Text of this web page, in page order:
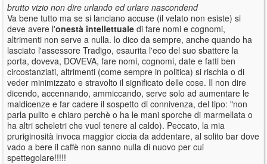
brutto vizio non dire urlando ed urlare nascondend
Va bene tutto ma se si lanciano accuse (il velato non esiste) si
deve avere l'onestà intellettuale di fare nomi e cognomi,
altrimenti non serve a nulla. lo dico da sempre, anche quando ha
lasciato l'assessore Tradigo, esaurita l'eco del suo sbattere la
porta, doveva, DOVEVA, fare nomi, cognomi, date e fatti ben
circostanziati, altrimenti (come sempre in politica) si rischia o di
veder minimizzato e stravolto il significato delle cose. Il non dire
dicendo, accennando, ammiccando, serve solo ad aumentare le
maldicenze e far cadere il sospetto di connivenza, del tipo: "non
parla pulito e chiaro perchè o ha le mani sporche di marmellata o
ha altri scheletri che vuol tenere al caldo). Peccato, la mia
pruriginosità invoca maggior ciccia da addentare, al solito bar dove
vado a bere il caffè non sanno nulla di nuovo per cui
spettegolare!!!!!